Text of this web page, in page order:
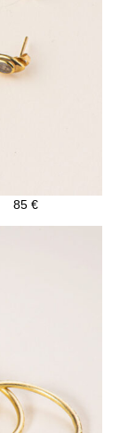
85 €